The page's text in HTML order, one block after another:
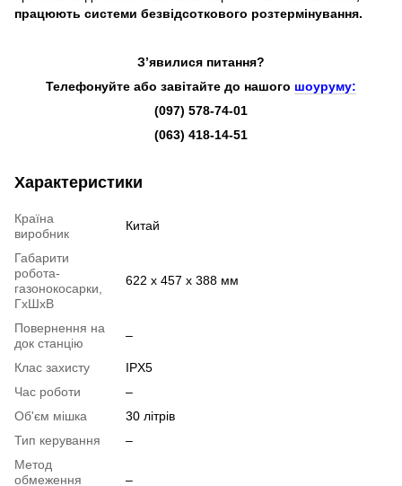
працюють системи безвідсоткового розтермінування.
З’явилися питання?
Телефонуйте або завітайте до нашого шоуруму:
(097) 578-74-01
(063) 418-14-51
Характеристики
Країна
виробник
Китай
Габарити
робота-
газонокосарки,
ГхШхВ
622 х 457 х 388 мм
Повернення на
док станцію
–
Клас захисту
IPX5
Час роботи
–
Об'єм мішка
30 літрів
Тип керування
–
Метод
обмеження
–